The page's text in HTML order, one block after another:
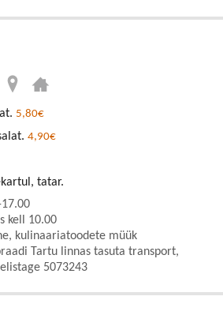
5,80€
4,90€
tatar.
kell 10.00
kulinaariatoodete müük
Tartu linnas tasuta transport,
5073243